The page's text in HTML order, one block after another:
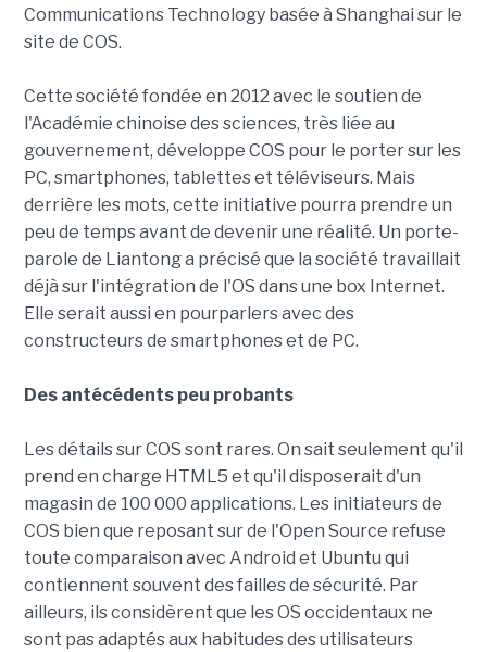
Communications Technology basée à Shanghai sur le
site de COS.
Cette société fondée en 2012 avec le soutien de
l'Académie chinoise des sciences, très liée au
gouvernement, développe COS pour le porter sur les
PC, smartphones, tablettes et téléviseurs. Mais
derrière les mots, cette initiative pourra prendre un
peu de temps avant de devenir une réalité. Un porte-
parole de Liantong a précisé que la société travaillait
déjà sur l'intégration de l'OS dans une box Internet.
Elle serait aussi en pourparlers avec des
constructeurs de smartphones et de PC.
Des antécédents peu probants
Les détails sur COS sont rares. On sait seulement qu'il
prend en charge HTML5 et qu'il disposerait d'un
magasin de 100 000 applications. Les initiateurs de
COS bien que reposant sur de l'Open Source refuse
toute comparaison avec Android et Ubuntu qui
contiennent souvent des failles de sécurité. Par
ailleurs, ils considèrent que les OS occidentaux ne
sont pas adaptés aux habitudes des utilisateurs